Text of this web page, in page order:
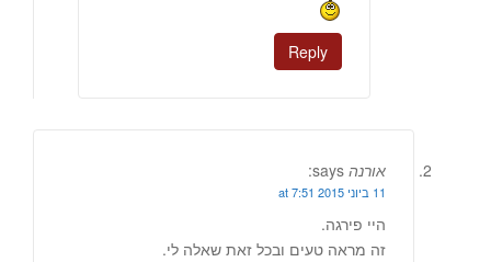
Reply
אורנה says:
11 ביוני 2015 at 7:51
היי פירגה.
זה מראה טעים ובכל זאת שאלה לי.